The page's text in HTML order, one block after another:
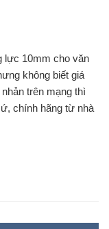
lực 10mm cho văn
không biết giá
trên mạng thì
chính hãng từ nhà